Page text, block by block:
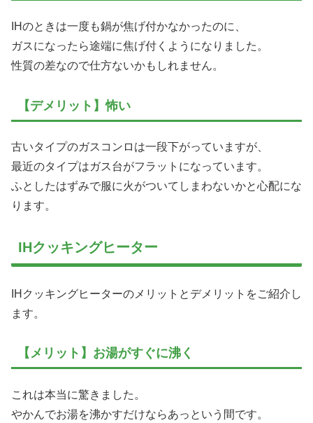
IHのときは一度も鍋が焦げ付かなかったのに、
ガスになったら途端に焦げ付くようになりました。
性質の差なので仕方ないかもしれません。
【デメリット】怖い
古いタイプのガスコンロは一段下がっていますが、
最近のタイプはガス台がフラットになっています。
ふとしたはずみで服に火がついてしまわないかと心配にな
ります。
IHクッキングヒーター
IHクッキングヒーターのメリットとデメリットをご紹介し
ます。
【メリット】お湯がすぐに沸く
これは本当に驚きました。
やかんでお湯を沸かすだけならあっという間です。